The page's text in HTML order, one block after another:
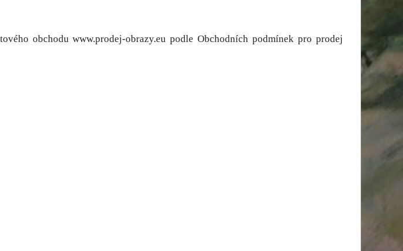
obchodu www.prodej-obrazy.eu podle Obchodních podmínek pro prodej